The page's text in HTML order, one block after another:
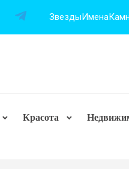
ЗвездыИмена
Красота